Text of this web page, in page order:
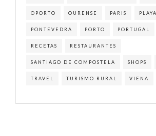
OPORTO OURENSE PARIS
PONTEVEDRA PORTO PORTUGAL
RECETAS RESTAURANTES
SANTIAGO DE COMPOSTELA SHOPS
TRAVEL TURISMO RURAL VIENA